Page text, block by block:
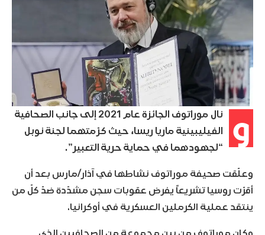
و
نال موراتوف الجائزة عام 2021 إلى جانب الصحافية
الفيليبينية ماريا ريسا، حيث كرّمتهما لجنة نوبل
“لجهودهما في حماية حرية التعبير”.
وعلّقت صحيفة موراتوف نشاطها في آذار/مارس بعد أن
أقرّت روسيا تشريعاً يفرض عقوبات سجن مشدّدة ضدّ كلّ من
ينتقد عملية الكرملين العسكرية في أوكرانيا.